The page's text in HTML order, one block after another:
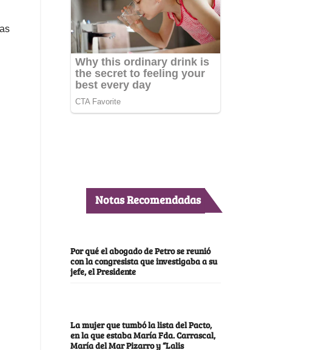
Notas Recomendadas
Por qué el abogado de Petro se reunió
con la congresista que investigaba a su
jefe, el Presidente
La mujer que tumbó la lista del Pacto,
en la que estaba María Fda. Carrascal,
María del Mar Pizarro y “Lalis